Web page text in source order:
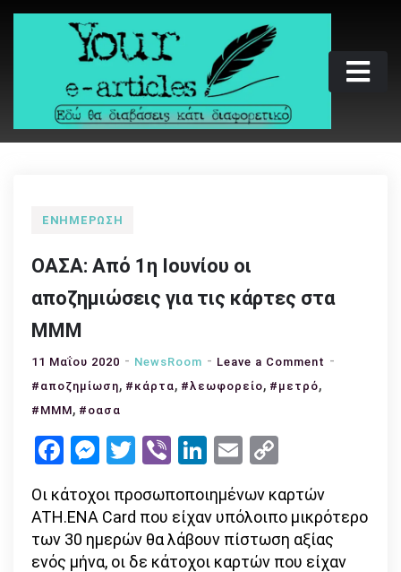
Skip
Your e-articles
Εδώ θα διαβάσεις κάτι διαφορετικό
ΕΝΗΜΈΡΩΣΗ
ΟΑΣΑ: Από 1η Ιουνίου οι
αποζημιώσεις για τις κάρτες στα
ΜΜΜ
11 Μαΐου 2020 NewsRoom Leave a Comment on
για
τις
κάρτες
#αποζημίωση, #κάρτα, #λεωφορείο, #μετρό,
#ΜΜΜ, #οασα
Facebook
Messenger
Twitter
ViberLinkedIn
Email
Link
Οι κάτοχοι προσωποποιημένων καρτών
ATH.ENA Card που είχαν υπόλοιπο μικρότερο
των 30 ημερών θα λάβουν πίστωση αξίας
ενός μήνα, οι δε κάτοχοι καρτών που είχαν